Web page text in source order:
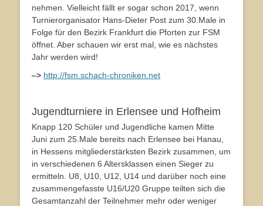
nehmen. Vielleicht fällt er sogar schon 2017, wenn
Turnierorganisator Hans-Dieter Post zum 30.Male in
Folge für den Bezirk Frankfurt die Pforten zur FSM
öffnet. Aber schauen wir erst mal, wie es nächstes
Jahr werden wird!
–> http://fsm.schach-chroniken.net
Jugendturniere in Erlensee und Hofheim
Knapp 120 Schüler und Jugendliche kamen Mitte
Juni zum 25.Male bereits nach Erlensee bei Hanau,
in Hessens mitgliederstärksten Bezirk zusammen, um
in verschiedenen 6 Altersklassen einen Sieger zu
ermitteln. U8, U10, U12, U14 und darüber noch eine
zusammengefasste U16/U20 Gruppe teilten sich die
Gesamtanzahl der Teilnehmer mehr oder weniger